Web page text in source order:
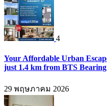
4
Your Affordable Urban
just 1.4 km from BTS Bearing
29 พฤษภาคม 2026